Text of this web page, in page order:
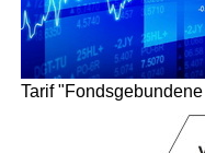
Tarif